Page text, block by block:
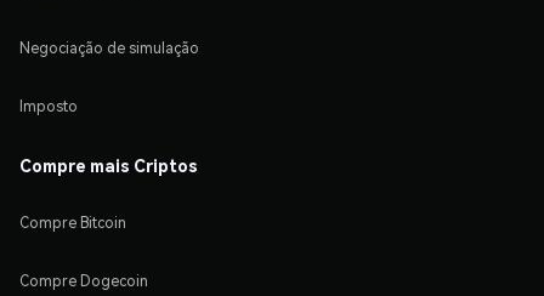
Negociação de simulação
Imposto
Compre mais Criptos
Compre Bitcoin
Compre Dogecoin